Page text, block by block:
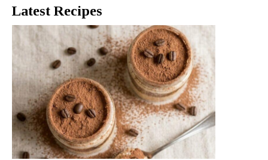
Latest Recipes